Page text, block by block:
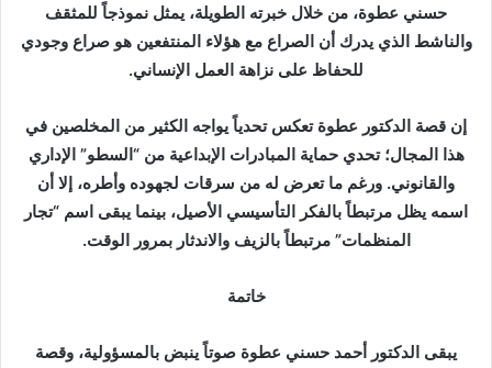
حسني عطوة، من خلال خبرته الطويلة، يمثل نموذجاً للمثقف
والناشط الذي يدرك أن الصراع مع هؤلاء المنتفعين هو صراع وجودي
للحفاظ على نزاهة العمل الإنساني.
إن قصة الدكتور عطوة تعكس تحدياً يواجه الكثير من المخلصين في
هذا المجال؛ تحدي حماية المبادرات الإبداعية من “السطو” الإداري
والقانوني. ورغم ما تعرض له من سرقات لجهوده وأطره، إلا أن
اسمه يظل مرتبطاً بالفكر التأسيسي الأصيل، بينما يبقى اسم “تجار
المنظمات” مرتبطاً بالزيف والاندثار بمرور الوقت.
خاتمة
يبقى الدكتور أحمد حسني عطوة صوتاً ينبض بالمسؤولية، وقصة